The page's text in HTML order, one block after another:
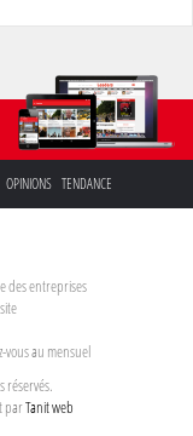
OPINIONS TENDANCE
des entreprises
vous au mensuel
réservés.
parTanit web